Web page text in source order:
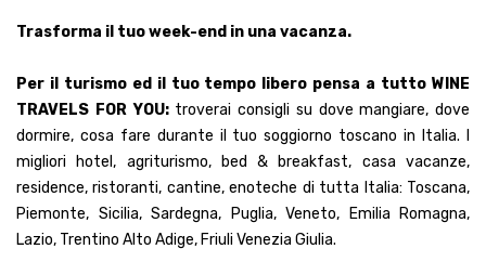
Trasforma il tuo week-end in una vacanza.
Per il turismo ed il tuo tempo libero pensa a tutto WINE
TRAVELS FOR YOU:troverai consigli su dove mangiare, dove
dormire, cosa fare durante il tuo soggiorno toscano in Italia. I
migliori hotel, agriturismo, bed & breakfast, casa vacanze,
residence, ristoranti, cantine, enoteche di tutta Italia: Toscana,
Piemonte, Sicilia, Sardegna, Puglia, Veneto, Emilia Romagna,
Lazio, Trentino Alto Adige, Friuli Venezia Giulia.